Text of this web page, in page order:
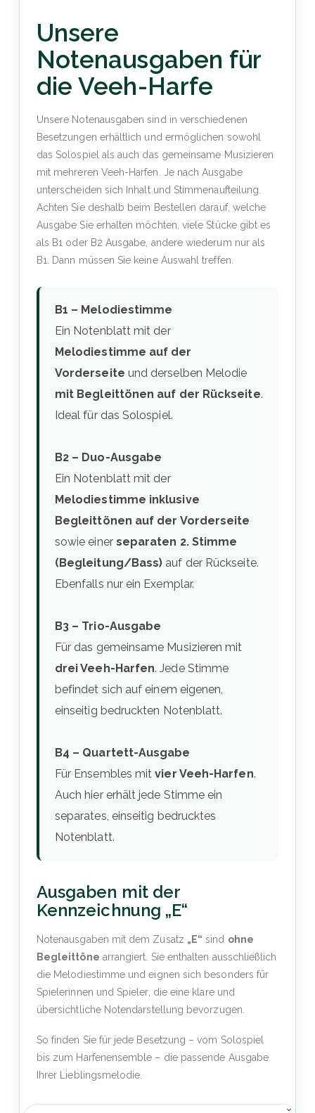
Unsere
Notenausgaben für
die Veeh-Harfe
Unsere Notenausgaben sind in verschiedenen
Besetzungen erhältlich und ermöglichen sowohl
das Solospiel als auch das gemeinsame Musizieren
mit mehreren Veeh-Harfen. Je nach Ausgabe
unterscheiden sich Inhalt und Stimmenaufteilung.
Achten Sie deshalb beim Bestellen darauf, welche
Ausgabe Sie erhalten möchten, viele Stücke gibt es
als B1 oder B2 Ausgabe, andere wiederum nur als
B1. Dann müssen Sie keine Auswahl treffen.
B1 – Melodiestimme
Ein Notenblatt mit der
Melodiestimme auf der
Vorderseite und derselben Melodie
mit Begleittönen auf der Rückseite.
Ideal für das Solospiel.
B2 – Duo-Ausgabe
Ein Notenblatt mit der
Melodiestimme inklusive
Begleittönen auf der Vorderseite
sowie einer separaten 2. Stimme
(Begleitung/Bass) auf der Rückseite.
Ebenfalls nur ein Exemplar.
B3 – Trio-Ausgabe
Für das gemeinsame Musizieren mit
drei Veeh-Harfen. Jede Stimme
befindet sich auf einem eigenen,
einseitig bedruckten Notenblatt.
B4 – Quartett-Ausgabe
Für Ensembles mitvier Veeh-Harfen.
Auch hier erhält jede Stimme ein
separates, einseitig bedrucktes
Notenblatt.
Ausgaben mit der
Kennzeichnung „E“
Notenausgaben mit dem Zusatz „E“ sind ohne
Begleittöne arrangiert. Sie enthalten ausschließlich
die Melodiestimme und eignen sich besonders für
Spielerinnen und Spieler, die eine klare und
übersichtliche Notendarstellung bevorzugen.
So finden Sie für jede Besetzung – vom Solospiel
bis zum Harfenensemble – die passende Ausgabe
Ihrer Lieblingsmelodie.